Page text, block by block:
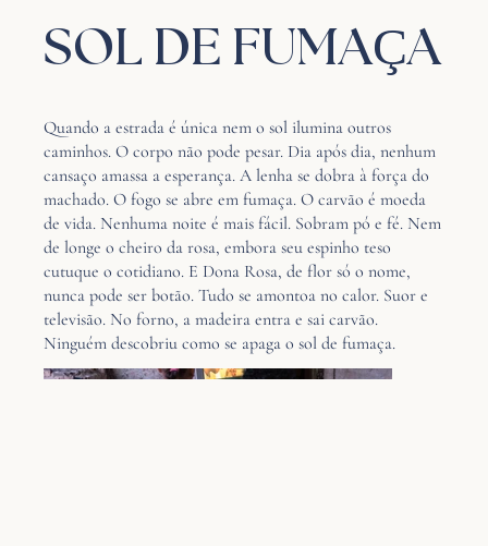
SOL DE FUMAÇA
Quando a estrada é única nem o sol ilumina outros
caminhos. O corpo não pode pesar. Dia após dia, nenhum
cansaço amassa a esperança. A lenha se dobra à força do
machado. O fogo se abre em fumaça. O carvão é moeda
de vida. Nenhuma noite é mais fácil. Sobram pó e fé. Nem
de longe o cheiro da rosa, embora seu espinho teso
cutuque o cotidiano. E Dona Rosa, de flor só o nome,
nunca pode ser botão. Tudo se amontoa no calor. Suor e
televisão. No forno, a madeira entra e sai carvão.
Ninguém descobriu como se apaga o sol de fumaça.